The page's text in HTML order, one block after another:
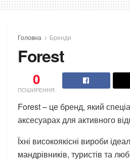
Головна Бренди
Forest
0
ПОШИРЕННЯ
Forest – це бренд, який
аксесуарах для активного
Їхні високоякісні вироби
мандрівників, туристів та